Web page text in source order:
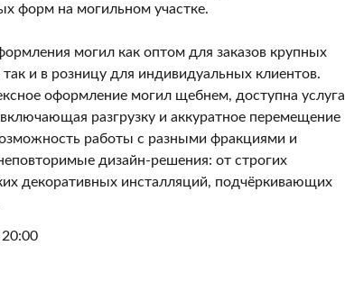
форм на могильном участке.
могил как оптом для заказов крупных
и в розницу для индивидуальных клиентов.
оформление могил щебнем, доступна услуга
разгрузку и аккуратное перемещение
работы с разными фракциями и
дизайн-решения: от строгих
декоративных инсталляций, подчёркивающих